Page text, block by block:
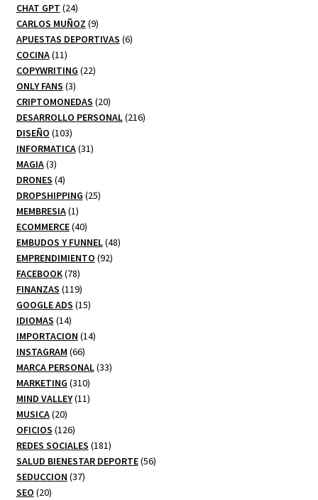
CHAT GPT 2424
productos
CARLOS MUÑOZ 99
productos
APUESTAS DEPORTIVAS 66
COCINA 1111
productos
COPYWRITING 2222
ONLY FANS 33
productos
CRIPTOMONEDAS 2020
productos
DESARROLLO PERSONAL 216216
DISEÑO 103103
productos
INFORMATICA 3131
MAGIA 33
productos
DRONES 44
productos
DROPSHIPPING 2525
MEMBRESIA 11
producto
ECOMMERCE 4040
productos
EMBUDOS Y FUNNEL 4848
EMPRENDIMIENTO 9292
FACEBOOK 7878
productos
FINANZAS 119119
productos
GOOGLE ADS 1515
IDIOMAS 1414
productos
IMPORTACION 1414
INSTAGRAM 6666
productos
MARCA PERSONAL 3333
MARKETING 310310
productos
MIND VALLEY 1111
MUSICA 2020
productos
OFICIOS 126126
productos
REDES SOCIALES 181181
productos
SALUD BIENESTAR DEPORTE 5656
SEDUCCION 3737
SEO 2020